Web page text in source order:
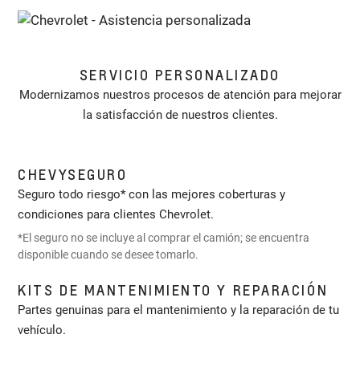
SERVICIO PERSONALIZADO
Modernizamos nuestros procesos de atención para mejorar
la satisfacción de nuestros clientes.
CHEVYSEGURO
Seguro todo riesgo* con las mejores coberturas y
condiciones para clientes Chevrolet.
*El seguro no se incluye al comprar el camión; se encuentra
disponible cuando se desee tomarlo.
KITS DE MANTENIMIENTO Y REPARACIÓN
Partes genuinas para el mantenimiento y la reparación de tu
vehículo.